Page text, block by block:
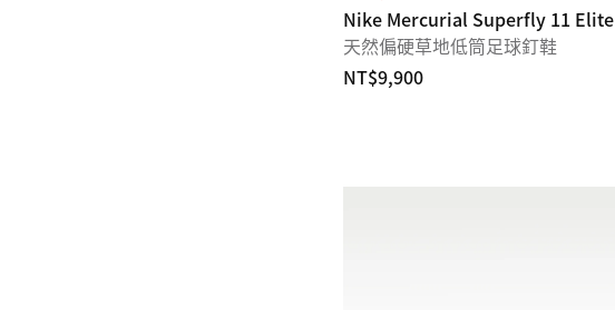
Nike Mercurial Superfly 11 Elite
天然偏硬草地低筒足球釘鞋
NT$9,900